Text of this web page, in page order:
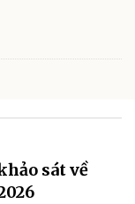
sát về